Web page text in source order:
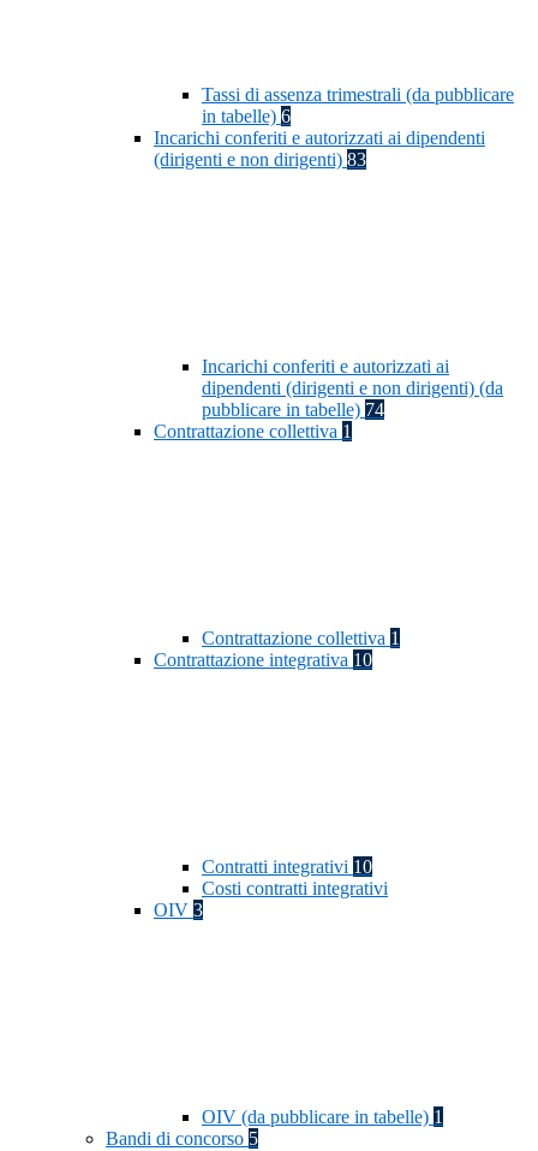
Tassi di assenza trimestrali (da pubblicare
in tabelle) 6
Incarichi conferiti e autorizzati ai dipendenti
(dirigenti e non dirigenti) 83
Incarichi conferiti e autorizzati ai
dipendenti (dirigenti e non dirigenti) (da
pubblicare in tabelle) 74
Contrattazione collettiva 1
Contrattazione collettiva 1
Contrattazione integrativa 10
Contratti integrativi 10
Costi contratti integrativi
OIV 3
OIV (da pubblicare in tabelle) 1
Bandi di concorso 5